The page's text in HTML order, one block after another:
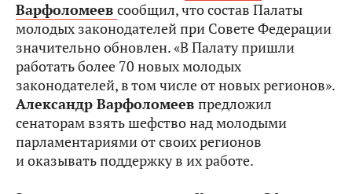
Варфоломеев сообщил, что состав Палаты
молодых законодателей при Совете Федерации
значительно обновлен. «В Палату пришли
работать более 70 новых молодых
законодателей, в том числе от новых регионов».
Александр Варфоломеев предложил
сенаторам взять шефство над молодыми
парламентариями от своих регионов
и оказывать поддержку в их работе.